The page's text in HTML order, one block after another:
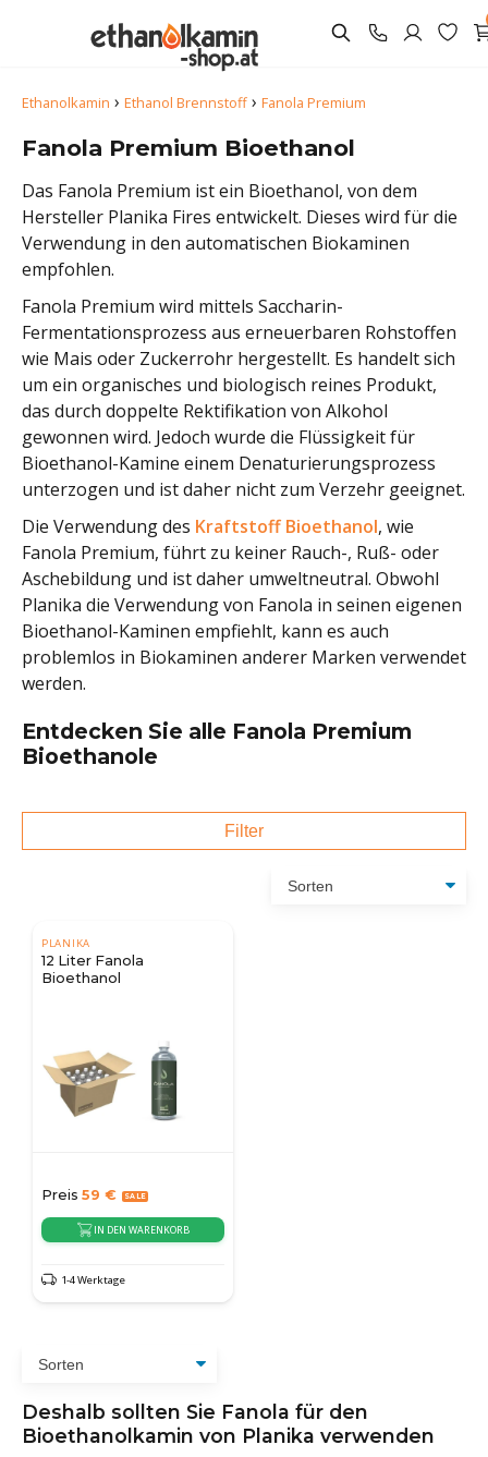
Ethanolkamin › Ethanol Brennstoff › Fanola Premium
Fanola Premium Bioethanol
Das Fanola Premium ist ein Bioethanol, von dem
Hersteller Planika Fires entwickelt. Dieses wird für die
Verwendung in den automatischen Biokaminen
empfohlen.
Fanola Premium wird mittels Saccharin-
Fermentationsprozess aus erneuerbaren Rohstoffen
wie Mais oder Zuckerrohr hergestellt. Es handelt sich
um ein organisches und biologisch reines Produkt,
das durch doppelte Rektifikation von Alkohol
gewonnen wird. Jedoch wurde die Flüssigkeit für
Bioethanol-Kamine einem Denaturierungsprozess
unterzogen und ist daher nicht zum Verzehr geeignet.
Die Verwendung des Kraftstoff Bioethanol, wie
Fanola Premium, führt zu keiner Rauch-, Ruß- oder
Aschebildung und ist daher umweltneutral. Obwohl
Planika die Verwendung von Fanola in seinen eigenen
Bioethanol-Kaminen empfiehlt, kann es auch
problemlos in Biokaminen anderer Marken verwendet
werden.
Entdecken Sie alle Fanola Premium
Bioethanole
Filter
PLANIKA
12 Liter Fanola
Bioethanol
Preis 59 €
IN DEN WARENKORB
1-4 Werktage
Deshalb sollten Sie Fanola für den
Bioethanolkamin von Planika verwenden